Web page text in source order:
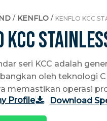
/ KENFLO/ KENFLO KCC
seri KCC adalah
oleh teknologi
memastikan operasi
Profile
Download